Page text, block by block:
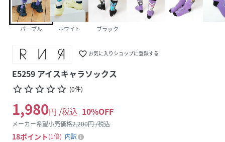
パープル ホワイト ブラック
favorite_border お気に入りショップに登録する
E5259 アイスキャラソックス
star_borderstar_borderstar_borderstar_borderstar_border (0件)
1,980円 /税込 10%OFF
メーカー希望小売価格2,200円 /税込
18ポイント 1倍
内訳